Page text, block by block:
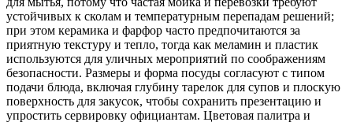
устойчивых к сколам и температурным перепадам решений;
при этом керамика и фарфор часто предпочитаются за
приятную текстуру и тепло, тогда как меламин и пластик
используются для уличных мероприятий по соображениям
безопасности. Размеры и форма посуды согласуют с типом
подачи блюда, включая глубину тарелок для супов и плоскую
поверхность для закусок, чтобы сохранить презентацию и
упростить сервировку официантам. Цветовая палитра и